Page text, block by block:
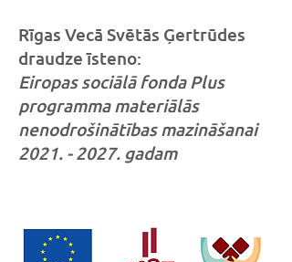
Rīgas Vecā Svētās Ģertrūdes
draudze īsteno:
Eiropas sociālā fonda Plus
programma materiālās
nenodrošinātības mazināšanai
2021. - 2027. gadam